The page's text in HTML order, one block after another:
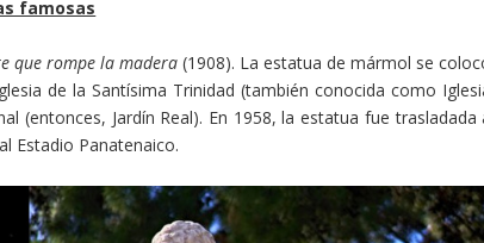
famosas
que rompe la madera(1908). La estatua de mármol se
de la Santísima Trinidad (también conocida como
(entonces, Jardín Real). En 1958, la estatua fue trasladada
Estadio Panatenaico.